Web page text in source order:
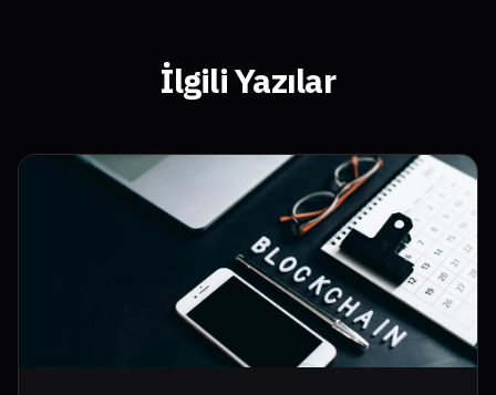
İlgili Yazılar